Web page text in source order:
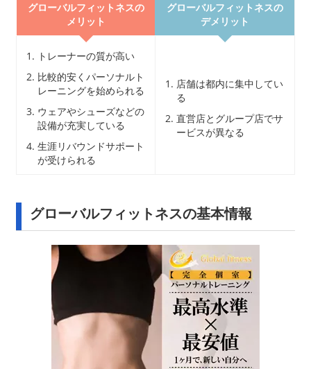
グローバルフィットネスの
メリット
グローバルフィットネスの
デメリット
トレーナーの質が高い
比較的安くパーソナルト
レーニングを始められる
ウェアやシューズなどの
設備が充実している
生涯リバウンドサポート
が受けられる
店舗は都内に集中してい
る
直営店とグループ店でサ
ービスが異なる
グローバルフィットネスの基本情報